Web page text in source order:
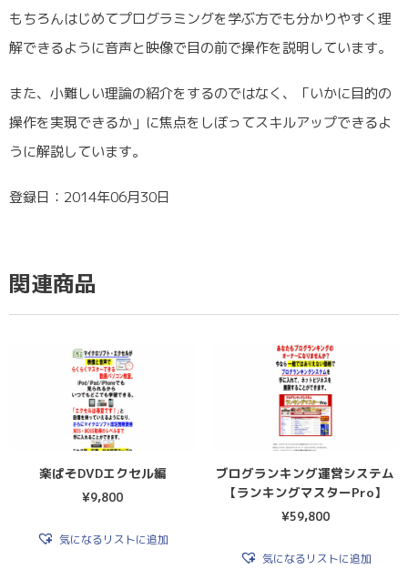
もちろんはじめてプログラミングを学ぶ方でも分かりやすく理
解できるように音声と映像で目の前で操作を説明しています。
また、小難しい理論の紹介をするのではなく、「いかに目的の
操作を実現できるか」に焦点をしぼってスキルアップできるよ
うに解説しています。
登録日：2014年06月30日
関連商品
楽ぱそDVDエクセル編
¥9,800
気になるリストに追加
ブログランキング運営システム
【ランキングマスターPro】
¥59,800
気になるリストに追加